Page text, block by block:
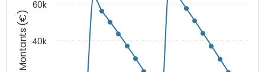
Montants (€) 40k
60k